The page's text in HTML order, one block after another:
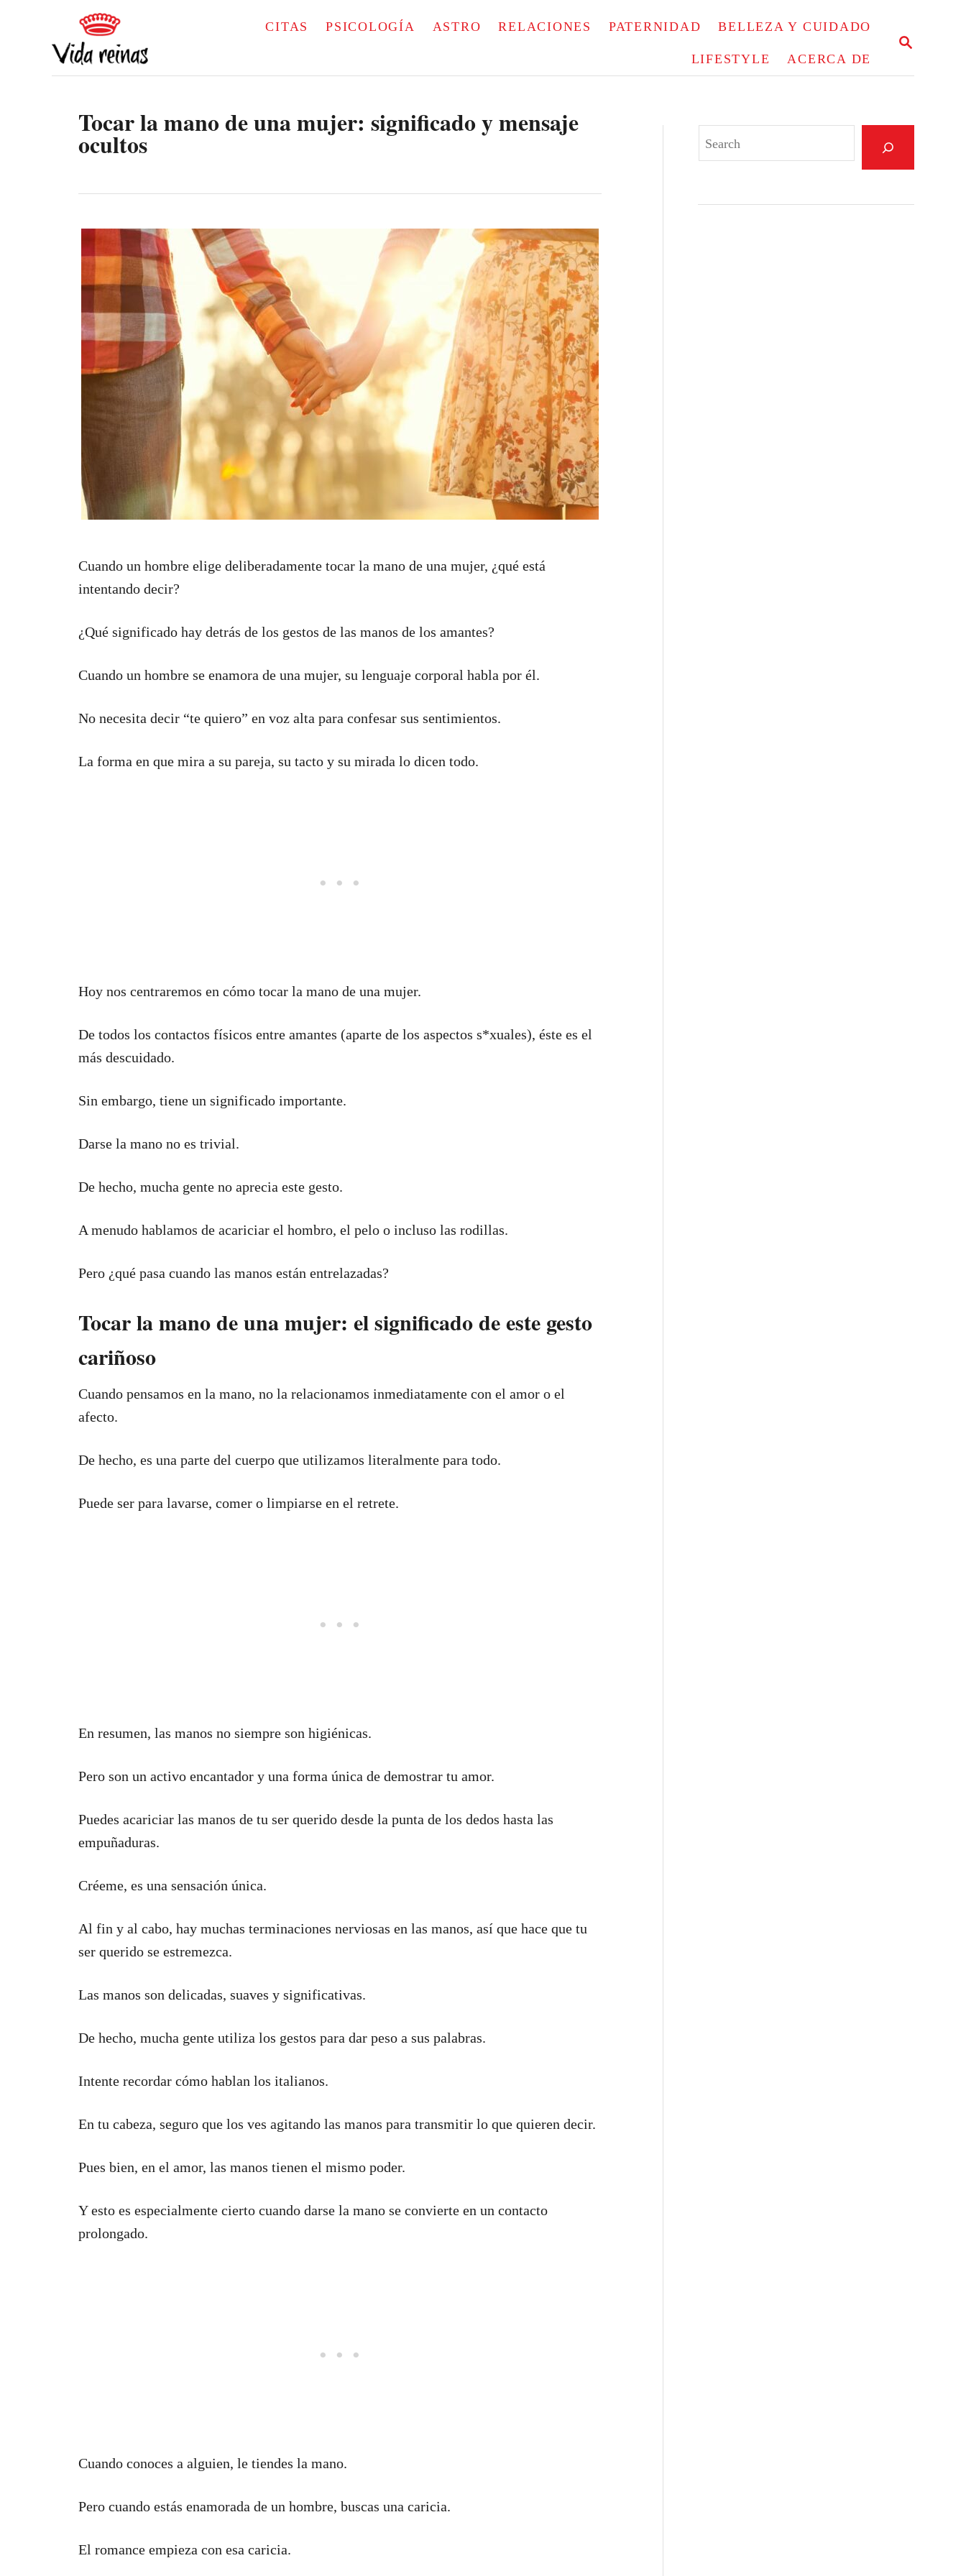
S
CITAS PSICOLOGÍA ASTRO RELACIONES PATERNIDAD BELLEZA Y CUIDADO
LIFESTYLE ACERCA DE
Tocar la mano de una mujer: significado y mensaje
ocultos
Cuando un hombre elige deliberadamente tocar la mano de una mujer, ¿qué está
intentando decir?
¿Qué significado hay detrás de los gestos de las manos de los amantes?
Cuando un hombre se enamora de una mujer, su lenguaje corporal habla por él.
No necesita decir “te quiero” en voz alta para confesar sus sentimientos.
La forma en que mira a su pareja, su tacto y su mirada lo dicen todo.
Hoy nos centraremos en cómo tocar la mano de una mujer.
De todos los contactos físicos entre amantes (aparte de los aspectos s*xuales), éste es el
más descuidado.
Sin embargo, tiene un significado importante.
Darse la mano no es trivial.
De hecho, mucha gente no aprecia este gesto.
A menudo hablamos de acariciar el hombro, el pelo o incluso las rodillas.
Pero ¿qué pasa cuando las manos están entrelazadas?
Tocar la mano de una mujer: el significado de este gesto
cariñoso
Cuando pensamos en la mano, no la relacionamos inmediatamente con el amor o el
afecto.
De hecho, es una parte del cuerpo que utilizamos literalmente para todo.
Puede ser para lavarse, comer o limpiarse en el retrete.
En resumen, las manos no siempre son higiénicas.
Pero son un activo encantador y una forma única de demostrar tu amor.
Puedes acariciar las manos de tu ser querido desde la punta de los dedos hasta las
empuñaduras.
Créeme, es una sensación única.
Al fin y al cabo, hay muchas terminaciones nerviosas en las manos, así que hace que tu
ser querido se estremezca.
Las manos son delicadas, suaves y significativas.
De hecho, mucha gente utiliza los gestos para dar peso a sus palabras.
Intente recordar cómo hablan los italianos.
En tu cabeza, seguro que los ves agitando las manos para transmitir lo que quieren decir.
Pues bien, en el amor, las manos tienen el mismo poder.
Y esto es especialmente cierto cuando darse la mano se convierte en un contacto
prolongado.
Cuando conoces a alguien, le tiendes la mano.
Pero cuando estás enamorada de un hombre, buscas una caricia.
El romance empieza con esa caricia.